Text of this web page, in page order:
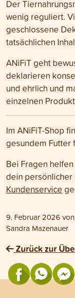
Der
wenig reguliert.
geschlossene
tatsächlichen
ANiFiT geht
deklarieren
und ehrlich und
einzelnen
Im ANiFiT-Shop
gesundem Futter
Bei Fragen
dein
Kundenservice
9. Februar 2026 von
Sandra Mazenauer
Zurück zur